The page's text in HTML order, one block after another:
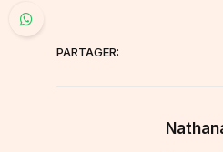
PARTAGER: